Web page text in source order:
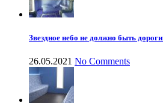
Звездное небо не должно быть
26.05.2021 No Comments